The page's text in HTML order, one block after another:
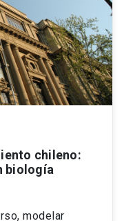
chileno:
biología
modelar